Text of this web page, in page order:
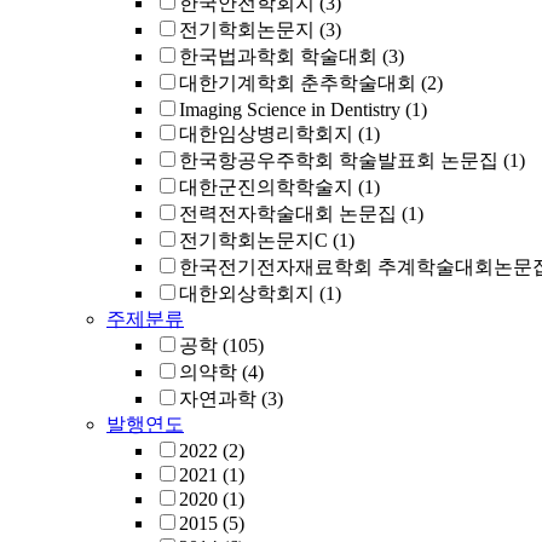
전기학회논문지 (3)
한국법과학회 학술대회 (3)
대한기계학회 춘추학술대회 (2)
Imaging Science in Dentistry (1)
대한임상병리학회지 (1)
한국항공우주학회 학술발표회 논문집 (1)
대한군진의학학술지 (1)
전력전자학술대회 논문집 (1)
전기학회논문지C (1)
한국전기전자재료학회 추계학술대회논문
대한외상학회지 (1)
주제분류
공학 (105)
의약학 (4)
자연과학 (3)
발행연도
2022 (2)
2021 (1)
2020 (1)
2015 (5)